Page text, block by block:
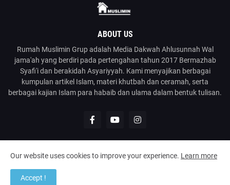
ABOUT US
Rumah Muslimin Grup adalah Media Dakwah Ahlusunnah Wal
jama'ah yang berdiri pada pertengahan tahun 2017 Bermazhab
Syafi'i dan berakidah Asyariyyah. Kami menyajikan berbagai
kumpulan artikel Islam, materi khutbah dan ceramah, serta
berbagai kajian Islam para habaib dan ulama dalam bentuk tulisan.
| Media Dakwah Ahlusunnah Wal Jama'ah
Home
Our website uses cookies to improve your experience. Learn more
Accept !